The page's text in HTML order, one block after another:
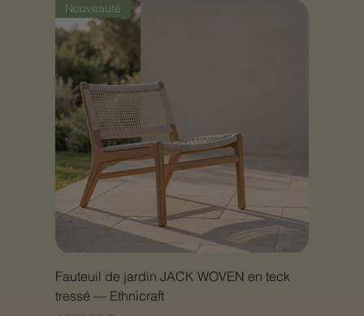
Nouveauté
Fauteuil de jardin JACK WOVEN en teck
tressé — Ethnicraft